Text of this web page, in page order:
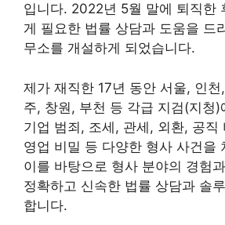
입니다. 2022년 5월 말에 퇴직한
게 필요한 법률 상담과 도움을 드
무소를 개설하게 되었습니다.
제가 재직한 17년 동안 서울, 인
주, 창원, 부천 등 각급 지검(지청)
기업 범죄, 조세, 관세, 외환, 공직
영업 비밀 등 다양한 형사 사건을
이를 바탕으로 형사 분야의 경험
정확하고 신속한 법률 상담과 솔
합니다.